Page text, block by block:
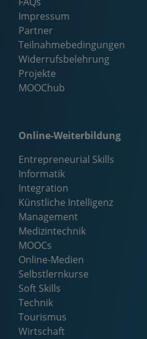
Impressum
Partner
Teilnahmebedingungen
Widerrufsbelehrung
Projekte
MOOChub
Online-Weiterbildung
Entrepreneurial Skills
Informatik
Integration
Künstliche Intelligenz
Management
Medizintechnik
MOOCs
Online-Medien
Selbstlernkurse
Soft Skills
Technik
Tourismus
Wirtschaft